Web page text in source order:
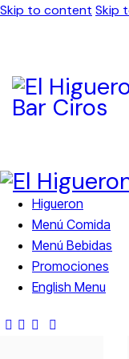
Skip to content Skip
Higueron
Menú Comida
Menú Bebidas
Promociones
English Menu